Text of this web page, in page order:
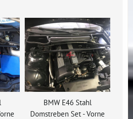
BMW E46 Stahl
Domstreben Set - Vorne